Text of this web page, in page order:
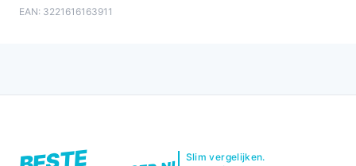
EAN: 3221616163911
Slim vergelijken.